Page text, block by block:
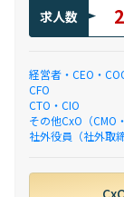
求人数
経営者・CEO・
CFO
CTO・CIO
その他CxO（CMO
社外役員（社外取